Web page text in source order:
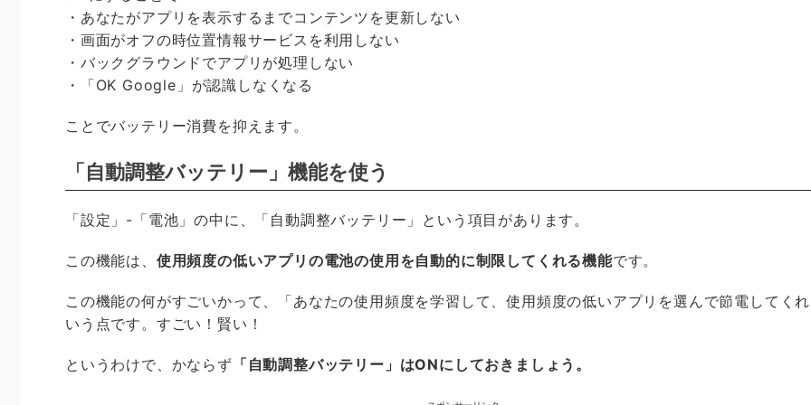
・あなたがアプリを表示するまでコンテンツを更新しない
・画面がオフの時位置情報サービスを利用しない
・バックグラウンドでアプリが処理しない
・「OK Google」が認識しなくなる
ことでバッテリー消費を抑えます。
「自動調整バッテリー」機能を使う
「設定」-「電池」の中に、「自動調整バッテリー」という項目があります。
この機能は、 使用頻度の低いアプリの電池の使用を自動的に制限してくれる機能です。
この機能の何がすごいかって、「あなたの使用頻度を学習して、使用頻度の低いアプリを選んで節電してく
いう点です。すごい！賢い！
というわけで、かならず 「自動調整バッテリー」はONにしておきましょう。